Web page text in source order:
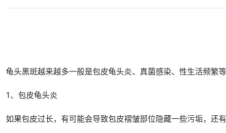
龟头黑斑越来越多一般是包皮龟头炎、 真菌感染、 性生活频繁等
1、 包皮龟头炎
如果包皮过长，有可能会导致包皮褶皱部位隐藏一些污垢，还